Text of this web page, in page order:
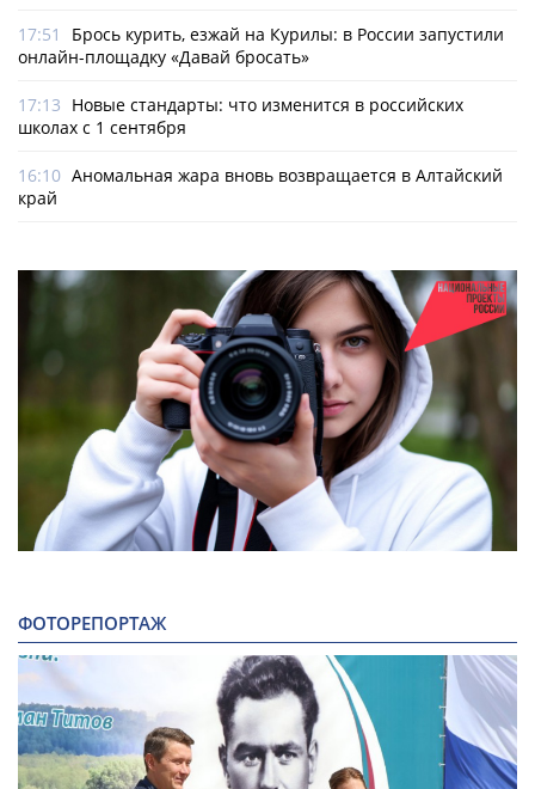
17:51
Брось курить, езжай на Курилы: в России запустили
онлайн-­площадку «Давай бросать»
17:13 Новые стандарты: что изменится в российских
школах с 1 сентября
16:10 Аномальная жара вновь возвращается в Алтайский
край
ФОТОРЕПОРТАЖ